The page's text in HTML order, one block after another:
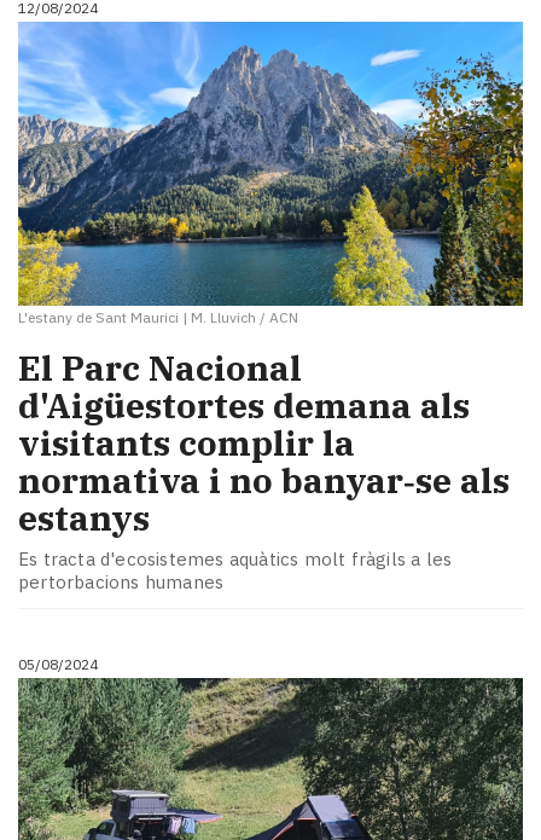
i
turisme
Cultura
Esports
Mai
tant!
TV
i
mitjans
El
temps
Reportatges
Entrevistes
Enquestes
A
escena!
Dis
la
teva!
Subscriptors
La
Pallars
Contingut
patrocinat
Lo
més
llegit...
Editorial
12/08/2024
L'estany de Sant Maurici | M. Lluvich / ACN
El Parc Nacional
d'Aigüestortes demana als
visitants complir la
normativa i no banyar‑se als
estanys
Es tracta d'ecosistemes aquàtics molt fràgils a les
pertorbacions humanes
05/08/2024